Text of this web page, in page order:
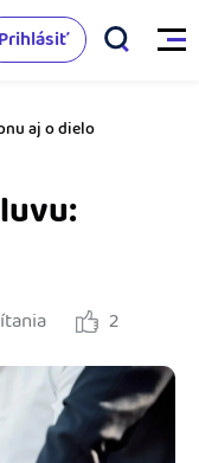
Prihlásiť
aj o dielo
2